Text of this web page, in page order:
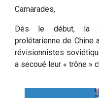
Camarades,
Dès le début, la
prolétarienne de Chine
révisionnistes
a secoué leur « trône »